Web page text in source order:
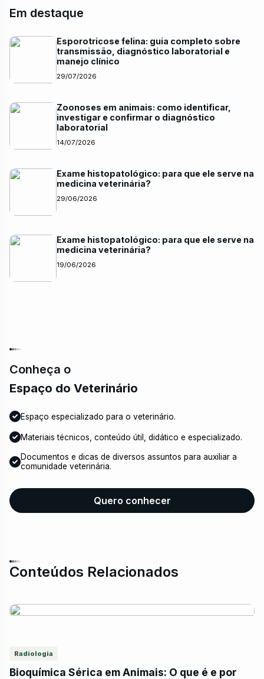
Em destaque
Esporotricose felina: guia completo sobre
transmissão, diagnóstico laboratorial e
manejo clínico
29/07/2026
Zoonoses em animais: como identificar,
investigar e confirmar o diagnóstico
laboratorial
14/07/2026
Exame histopatológico: para que ele serve na
medicina veterinária?
29/06/2026
Exame histopatológico: para que ele serve na
medicina veterinária?
19/06/2026
Conheça o
Espaço do Veterinário
Espaço especializado para o veterinário.
Materiais técnicos, conteúdo útil, didático e especializado.
Documentos e dicas de diversos assuntos para auxiliar a
comunidade veterinária.
Quero conhecer
Conteúdos Relacionados
Radiologia
Bioquímica Sérica em Animais: O que é e por